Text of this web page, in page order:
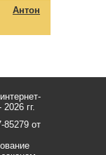
Антон
гг.
от